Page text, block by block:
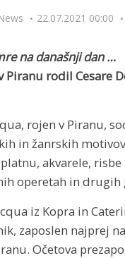
22.07.2021 00:00
na današnji dan …
Piranu rodil Cesare
rojen v Piranu,
in žanrskih
akvarele,
operetah in drugih
iz Kopra in
zaposlen najprej
Očetova